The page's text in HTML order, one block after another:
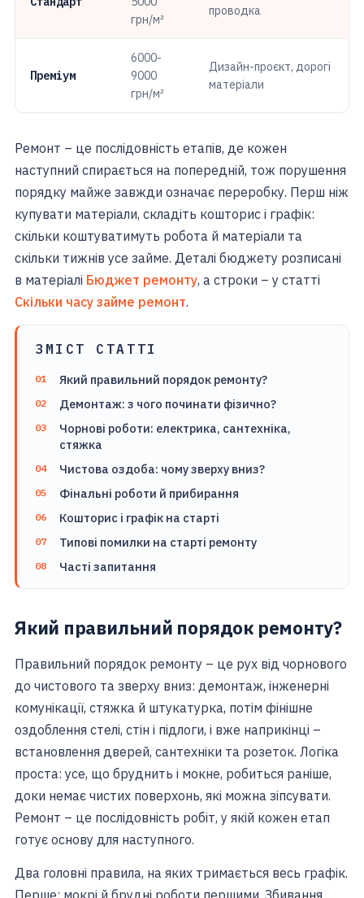
грн/м²
проводка
Преміум
6000-
9000
грн/м²
Дизайн-проєкт, дорогі
матеріали
Ремонт – це послідовність етапів, де кожен
наступний спирається на попередній, тож порушення
порядку майже завжди означає переробку. Перш ніж
купувати матеріали, складіть кошторис і графік:
скільки коштуватимуть робота й матеріали та
скільки тижнів усе займе. Деталі бюджету розписані
в матеріалі Бюджет ремонту, а строки – у статті
Скільки часу займе ремонт.
ЗМІСТ СТАТТІ
Який правильний порядок ремонту?
Демонтаж: з чого починати фізично?
Чорнові роботи: електрика, сантехніка,
стяжка
Чистова оздоба: чому зверху вниз?
Фінальні роботи й прибирання
Кошторис і графік на старті
Типові помилки на старті ремонту
Часті запитання
Який правильний порядок ремонту?
Правильний порядок ремонту – це рух від чорнового
до чистового та зверху вниз: демонтаж, інженерні
комунікації, стяжка й штукатурка, потім фінішне
оздоблення стелі, стін і підлоги, і вже наприкінці –
встановлення дверей, сантехніки та розеток. Логіка
проста: усе, що бруднить і мокне, робиться раніше,
доки немає чистих поверхонь, які можна зіпсувати.
Ремонт – це послідовність робіт, у якій кожен етап
готує основу для наступного.
Два головні правила, на яких тримається весь графік.